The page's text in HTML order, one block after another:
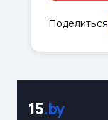
15.by